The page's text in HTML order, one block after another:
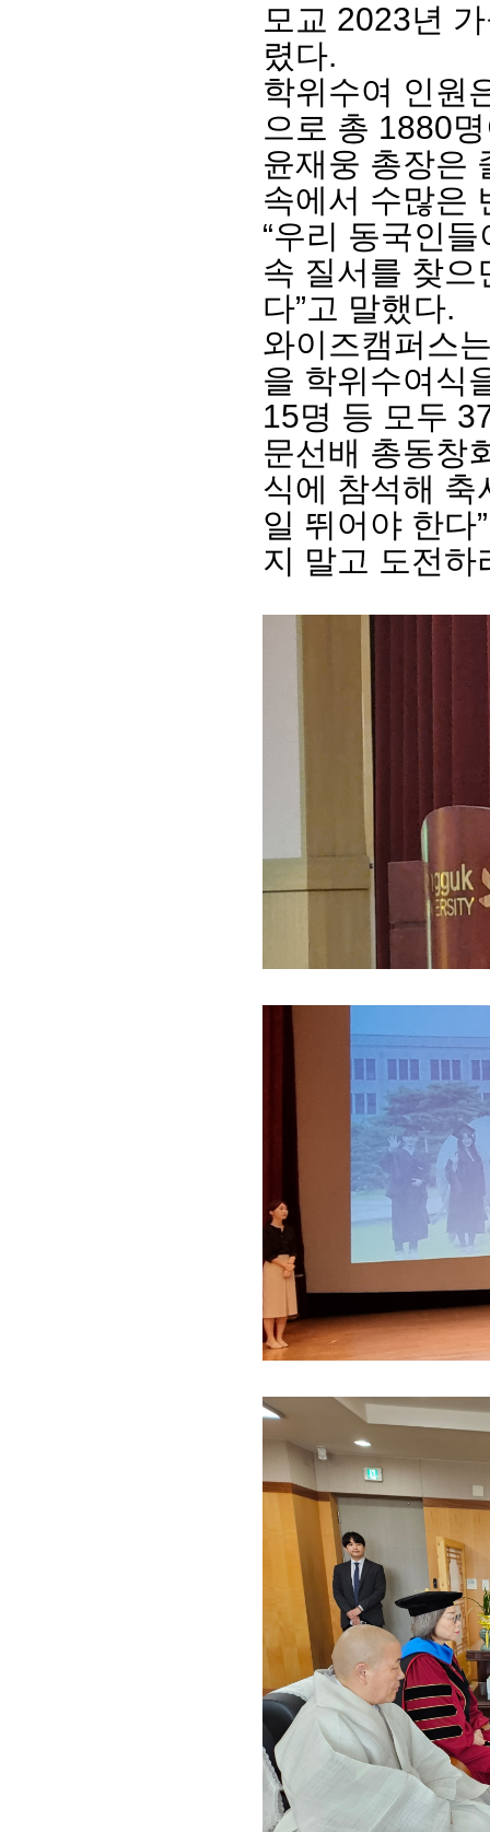
이사장 인사말
임원 현황
연혁·사업실적
역대 이사장
결산 공시
총동창
모교 소
지부·지
언론에
동창회
포토뉴
영상갤
모교 2023년
렸다.
학위수여 인원
으로 총 1880
윤재웅 총장은
속에서 수많은
“우리 동국인
속 질서를 찾으
다”고 말했다.
와이즈캠퍼스
을 학위수여식
15명 등 모두
문선배 총동창
식에 참석해
일 뛰어야 한다”
지 말고 도전하